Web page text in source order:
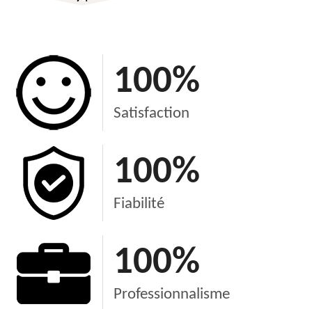
100%
Satisfaction
100%
Fiabilité
100%
Professionnalisme